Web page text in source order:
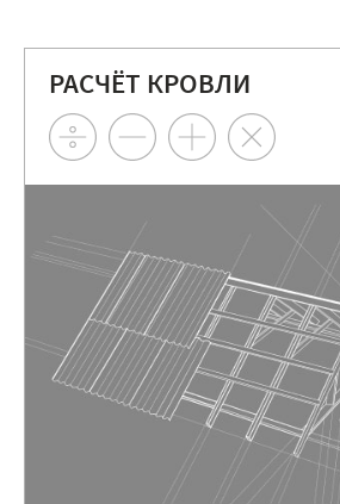
РАСЧЁТ КРОВЛИ